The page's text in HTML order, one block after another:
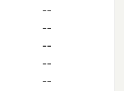
--
--
--
--
--